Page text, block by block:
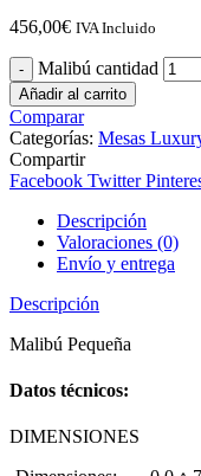
456,00€ IVA Incluido
Malibú cantidad
Añadir al carrito
Comparar
Categorías: Mesas
Compartir
Facebook Twitter
Descripción
Valoraciones (0)
Envío y entrega
Descripción
Malibú Pequeña
Datos técnicos:
DIMENSIONES